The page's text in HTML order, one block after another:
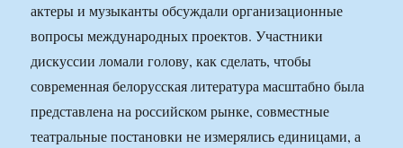
актеры и музыканты обсуждали организационные
вопросы международных проектов. Участники
дискуссии ломали голову, как сделать, чтобы
современная белорусская литература масштабно была
представлена на российском рынке, совместные
театральные постановки не измерялись единицами, а